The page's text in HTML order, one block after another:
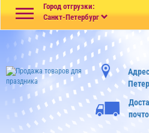
Город отгрузки:
Санкт-Петербург